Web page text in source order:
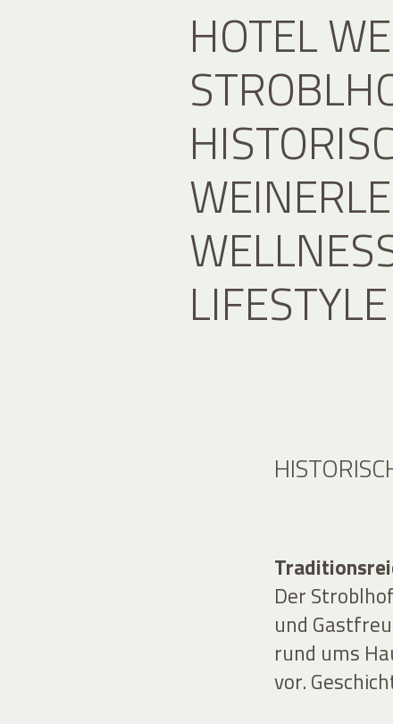
HOTEL
Der
und
rund ums
vor.